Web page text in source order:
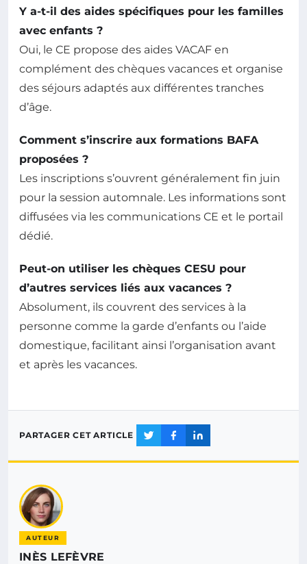
Y a-t-il des aides spécifiques pour les familles
avec enfants ?
Oui, le CE propose des aides VACAF en
complément des chèques vacances et organise
des séjours adaptés aux différentes tranches
d’âge.
Comment s’inscrire aux formations BAFA
proposées ?
Les inscriptions s’ouvrent généralement fin juin
pour la session automnale. Les informations sont
diffusées via les communications CE et le portail
dédié.
Peut-on utiliser les chèques CESU pour
d’autres services liés aux vacances ?
Absolument, ils couvrent des services à la
personne comme la garde d’enfants ou l’aide
domestique, facilitant ainsi l’organisation avant
et après les vacances.
PARTAGER CET ARTICLE
AUTEUR
INÈS LEFÈVRE